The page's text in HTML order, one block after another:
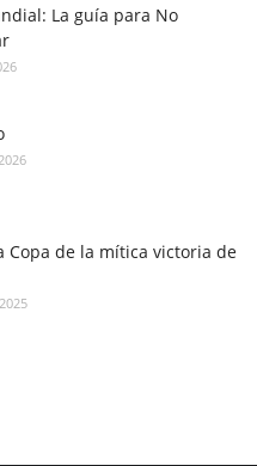
La guía para No
Copa de la mítica victoria de